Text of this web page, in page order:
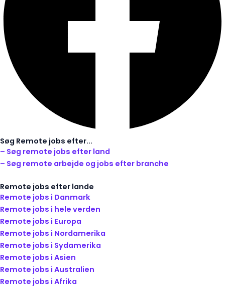
Søg Remote jobs efter...
– Søg remote jobs efter land
– Søg remote arbejde og jobs efter branche
Remote jobs efter lande
Remote jobs i Danmark
Remote jobs i hele verden
Remote jobs i Europa
Remote jobs i Nordamerika
Remote jobs i Sydamerika
Remote jobs i Asien
Remote jobs i Australien
Remote jobs i Afrika